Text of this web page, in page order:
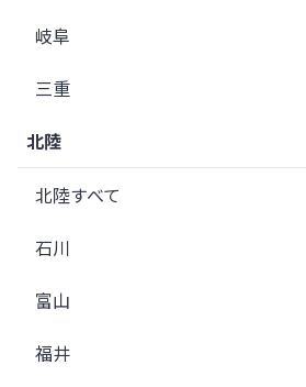
岐阜
三重
北陸
北陸すべて
石川
富山
福井